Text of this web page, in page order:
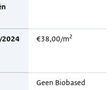
2024
€38,00/m2
Geen Biobased